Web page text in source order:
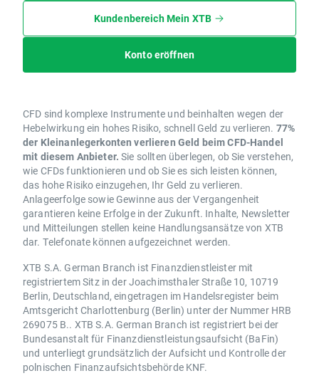
Kundenbereich Mein XTB
Konto eröffnen
CFD sind komplexe Instrumente und beinhalten wegen der
Hebelwirkung ein hohes Risiko, schnell Geld zu verlieren. 77%
der Kleinanlegerkonten verlieren Geld beim CFD-Handel
mit diesem Anbieter. Sie sollten überlegen, ob Sie verstehen,
wie CFDs funktionieren und ob Sie es sich leisten können,
das hohe Risiko einzugehen, Ihr Geld zu verlieren.
Anlageerfolge sowie Gewinne aus der Vergangenheit
garantieren keine Erfolge in der Zukunft. Inhalte, Newsletter
und Mitteilungen stellen keine Handlungsansätze von XTB
dar. Telefonate können aufgezeichnet werden.
XTB S.A. German Branch ist Finanzdienstleister mit
registriertem Sitz in der Joachimsthaler Straße 10, 10719
Berlin, Deutschland, eingetragen im Handelsregister beim
Amtsgericht Charlottenburg (Berlin) unter der Nummer HRB
269075 B.. XTB S.A. German Branch ist registriert bei der
Bundesanstalt für Finanzdienstleistungsaufsicht (BaFin)
und unterliegt grundsätzlich der Aufsicht und Kontrolle der
polnischen Finanzaufsichtsbehörde KNF.